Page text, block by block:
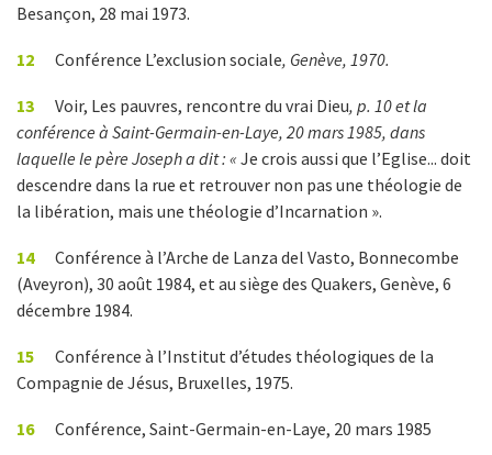
Besançon, 28 mai 1973.
12 Conférence L’exclusion sociale, Genève, 1970.
13 Voir, Les pauvres, rencontre du vrai Dieu, p. 10 et la
conférence à Saint-Germain-en-Laye, 20 mars 1985, dans
laquelle le père Joseph a dit : « Je crois aussi que l’Eglise... doit
descendre dans la rue et retrouver non pas une théologie de
la libération, mais une théologie d’Incarnation ».
14
Conférence à l’Arche de Lanza del Vasto, Bonnecombe
(Aveyron), 30 août 1984, et au siège des Quakers, Genève, 6
décembre 1984.
15
Conférence à l’Institut d’études théologiques de la
Compagnie de Jésus, Bruxelles, 1975.
16 Conférence, Saint-Germain-en-Laye, 20 mars 1985